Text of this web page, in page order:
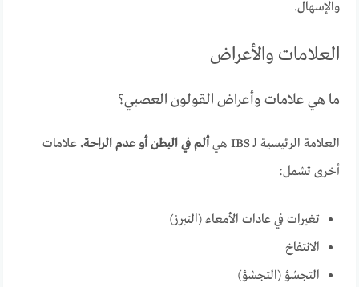
والإسهال.
العلامات والأعراض
ما هي علامات وأعراض القولون العصبي؟
العلامة الرئيسية لـ IBS هي ألم في البطن أو عدم الراحة. علامات
أخرى تشمل:
تغيرات في عادات الأمعاء (التبرز)
الانتفاخ
التجشؤ (التجشؤ)